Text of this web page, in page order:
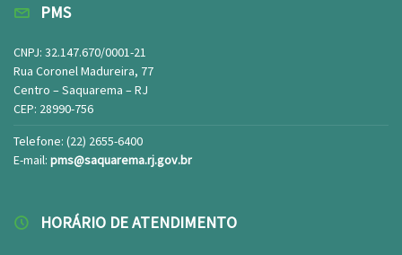
PMS
CNPJ: 32.147.670/0001-21
Rua Coronel Madureira, 77
Centro – Saquarema – RJ
CEP: 28990-756
Telefone: (22) 2655-6400
E-mail: pms@saquarema.rj.gov.br
HORÁRIO DE ATENDIMENTO